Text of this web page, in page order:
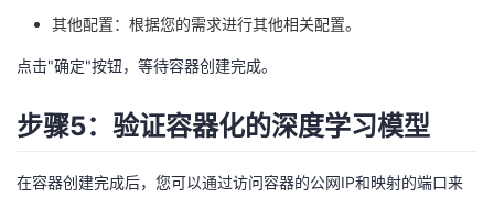
其他配置：根据您的需求进行其他相关配置。
点击"确定"按钮，等待容器创建完成。
步骤5：验证容器化的深度学习模型
在容器创建完成后，您可以通过访问容器的公网IP和映射的端口来